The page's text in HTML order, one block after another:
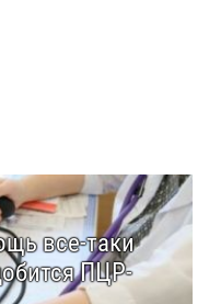
все-таки
ПЦР-